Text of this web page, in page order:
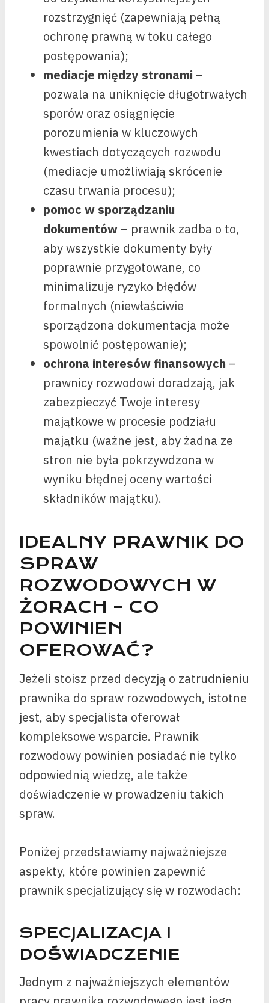
rozstrzygnięć (zapewniają pełną
ochronę prawną w toku całego
postępowania);
mediacje między stronami –
pozwala na uniknięcie długotrwałych
sporów oraz osiągnięcie
porozumienia w kluczowych
kwestiach dotyczących rozwodu
(mediacje umożliwiają skrócenie
czasu trwania procesu);
pomoc w sporządzaniu
dokumentów – prawnik zadba o to,
aby wszystkie dokumenty były
poprawnie przygotowane, co
minimalizuje ryzyko błędów
formalnych (niewłaściwie
sporządzona dokumentacja może
spowolnić postępowanie);
ochrona interesów finansowych –
prawnicy rozwodowi doradzają, jak
zabezpieczyć Twoje interesy
majątkowe w procesie podziału
majątku (ważne jest, aby żadna ze
stron nie była pokrzywdzona w
wyniku błędnej oceny wartości
składników majątku).
IDEALNY PRAWNIK DO
SPRAW
ROZWODOWYCH W
ŻORACH – CO
POWINIEN
OFEROWAĆ?
Jeżeli stoisz przed decyzją o zatrudnieniu
prawnika do spraw rozwodowych, istotne
jest, aby specjalista oferował
kompleksowe wsparcie. Prawnik
rozwodowy powinien posiadać nie tylko
odpowiednią wiedzę, ale także
doświadczenie w prowadzeniu takich
spraw.
Poniżej przedstawiamy najważniejsze
aspekty, które powinien zapewnić
prawnik specjalizujący się w rozwodach:
SPECJALIZACJA I
DOŚWIADCZENIE
Jednym z najważniejszych elementów